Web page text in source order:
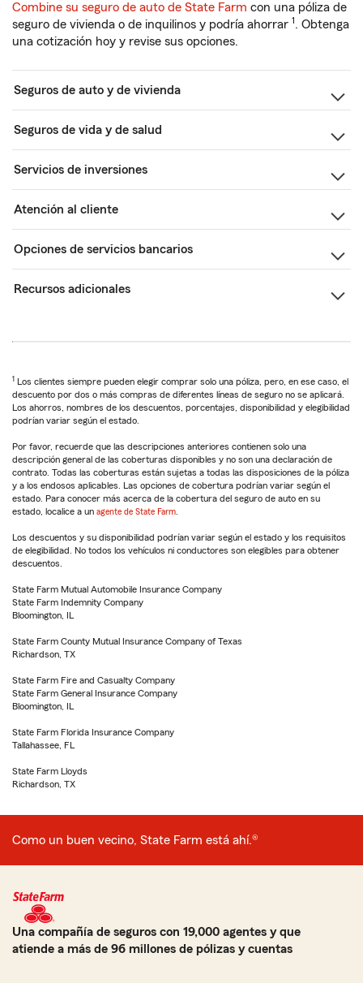
Combine su seguro de auto de State Farm con una póliza de
seguro de vivienda o de inquilinos y podría ahorrar 1. Obtenga
una cotización hoy y revise sus opciones.
Seguros de auto y de vivienda
Seguros de vida y de salud
Servicios de inversiones
Atención al cliente
Opciones de servicios bancarios
Recursos adicionales
1 Los clientes siempre pueden elegir comprar solo una póliza, pero, en ese caso, el
descuento por dos o más compras de diferentes líneas de seguro no se aplicará.
Los ahorros, nombres de los descuentos, porcentajes, disponibilidad y elegibilidad
podrían variar según el estado.
Por favor, recuerde que las descripciones anteriores contienen solo una
descripción general de las coberturas disponibles y no son una declaración de
contrato. Todas las coberturas están sujetas a todas las disposiciones de la póliza
y a los endosos aplicables. Las opciones de cobertura podrían variar según el
estado. Para conocer más acerca de la cobertura del seguro de auto en su
estado, localice a un agente de State Farm
Los descuentos y su disponibilidad podrían variar según el estado y los requisitos
de elegibilidad. No todos los vehículos ni conductores son elegibles para obtener
descuentos.
State Farm Mutual Automobile Insurance Company
State Farm Indemnity Company
Bloomington, IL
State Farm County Mutual Insurance Company of Texas
Richardson, TX
State Farm Fire and Casualty Company
State Farm General Insurance Company
Bloomington, IL
State Farm Florida Insurance Company
Tallahassee, FL
State Farm Lloyds
Richardson, TX
Como un buen vecino, State Farm está ahí.®
Una compañía de seguros con 19,000 agentes y que
atiende a más de 96 millones de pólizas y cuentas